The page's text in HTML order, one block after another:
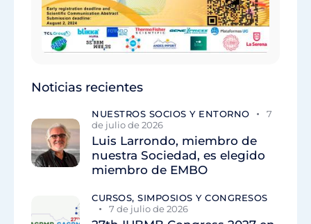
Noticias recientes
NUESTROS SOCIOS Y ENTORNO
7
de julio de 2026
Luis Larrondo, miembro de
nuestra Sociedad, es elegido
miembro de EMBO
CURSOS, SIMPOSIOS Y CONGRESOS
7 de julio de 2026